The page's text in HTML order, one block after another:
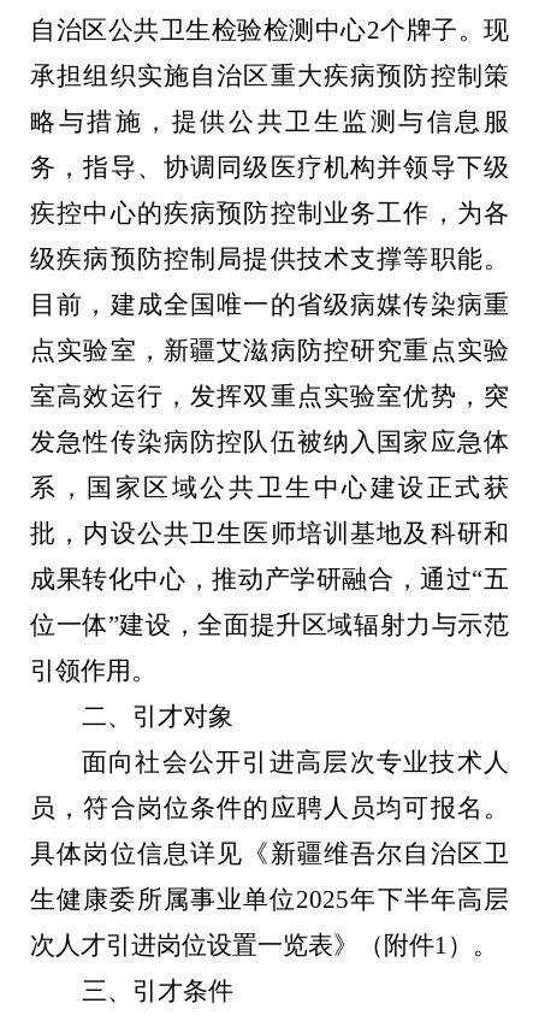
自治区公共卫生检验检测中心2个牌子。现
承担组织实施自治区重大疾病预防控制策
略与措施，提供公共卫生监测与信息服
务，指导、协调同级医疗机构并领导下级
疾控中心的疾病预防控制业务工作，为各
级疾病预防控制局提供技术支撑等职能。
目前，建成全国唯一的省级病媒传染病重
点实验室，新疆艾滋病防控研究重点实验
室高效运行，发挥双重点实验室优势，突
发急性传染病防控队伍被纳入国家应急体
系，国家区域公共卫生中心建设正式获
批，内设公共卫生医师培训基地及科研和
成果转化中心，推动产学研融合，通过“五
位一体”建设，全面提升区域辐射力与示范
引领作用。
二、引才对象
面向社会公开引进高层次专业技术人
员，符合岗位条件的应聘人员均可报名。
具体岗位信息详见《新疆维吾尔自治区卫
生健康委所属事业单位2025年下半年高层
次人才引进岗位设置一览表》（附件1）。
三、引才条件